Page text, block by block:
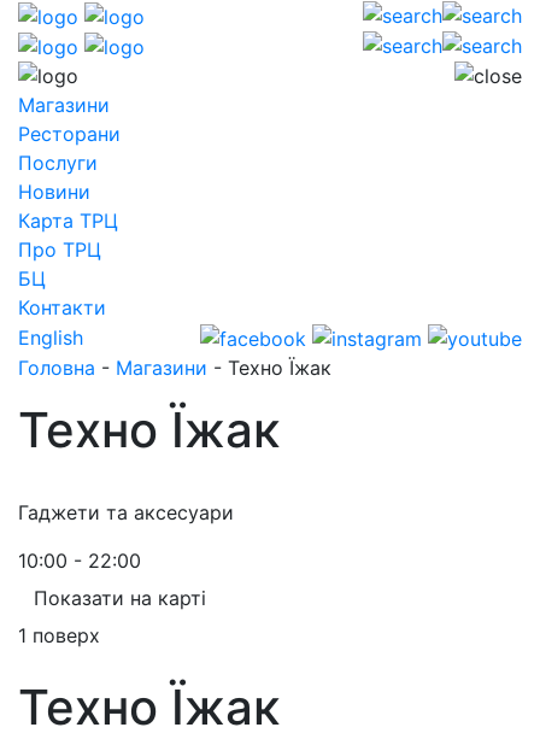
Магазини
Ресторани
Послуги
Новини
Карта ТРЦ
Про ТРЦ
БЦ
Контакти
English
Головна - Магазини - Техно Їжак
Техно Їжак
Гаджети та аксесуари
10:00 - 22:00
Показати на карті
1 поверх
Техно Їжак